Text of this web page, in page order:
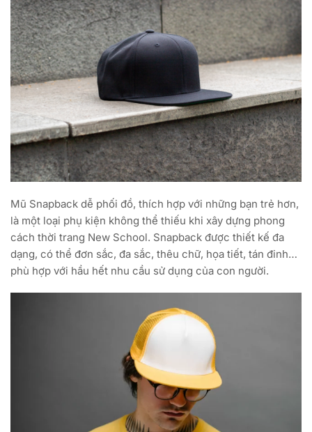
Mũ Snapback dễ phối đồ, thích hợp với những bạn trẻ hơn,
là một loại phụ kiện không thể thiếu khi xây dựng phong
cách thời trang New School. Snapback được thiết kế đa
dạng, có thể đơn sắc, đa sắc, thêu chữ, họa tiết, tán đinh…
phù hợp với hầu hết nhu cầu sử dụng của con người.